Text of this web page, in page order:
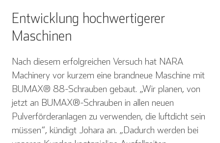
Entwicklung hochwertigerer
Maschinen
Nach diesem erfolgreichen Versuch hat NARA
Machinery vor kurzem eine brandneue Maschine mit
BUMAX® 88-Schrauben gebaut. „Wir planen, von
jetzt an BUMAX®-Schrauben in allen neuen
Pulverförderanlagen zu verwenden, die luftdicht sein
müssen“, kündigt Johara an. „Dadurch werden bei